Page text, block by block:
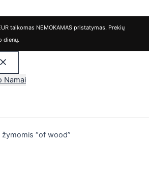
taikomas NEMOKAMAS pristatymas. Prekių
dienų.
“of wood”